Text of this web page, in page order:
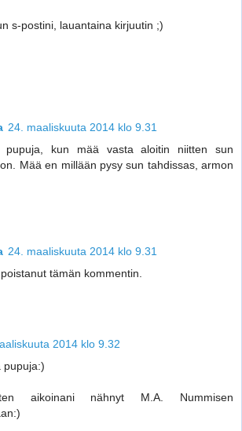
s-postini, lauantaina kirjuutin ;)
24. maaliskuuta 2014 klo 9.31
kun mää vasta aloitin niitten sun
Mää en millään pysy sun tahdissas, armon
24. maaliskuuta 2014 klo 9.31
tämän kommentin.
2014 klo 9.32
pupuja:)
aikoinani nähnyt M.A. Nummisen